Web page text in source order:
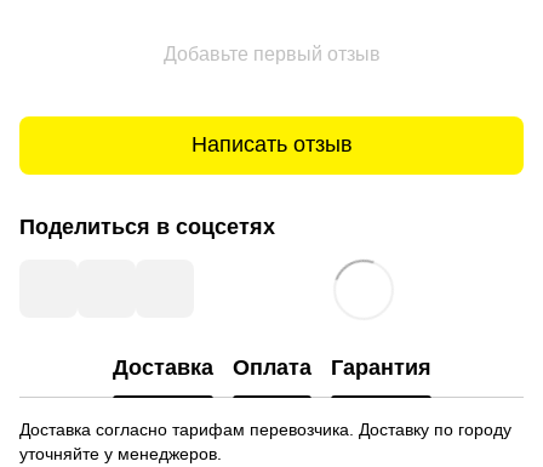
Добавьте первый отзыв
Написать отзыв
Поделиться в соцсетях
Доставка Оплата Гарантия
Доставка согласно тарифам перевозчика. Доставку по городу
уточняйте у менеджеров.